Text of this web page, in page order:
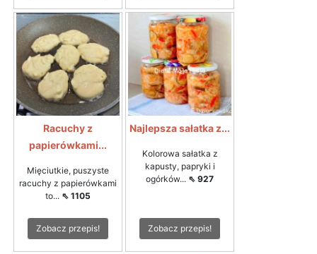
Racuchy z
papierówkami...
Mięciutkie, puszyste
racuchy z papierówkami
to... ⇖ 1105
Zobacz przepis!
Najlepsza sałatka z...
Kolorowa sałatka z
kapusty, papryki i
ogórków... ⇖ 927
Zobacz przepis!